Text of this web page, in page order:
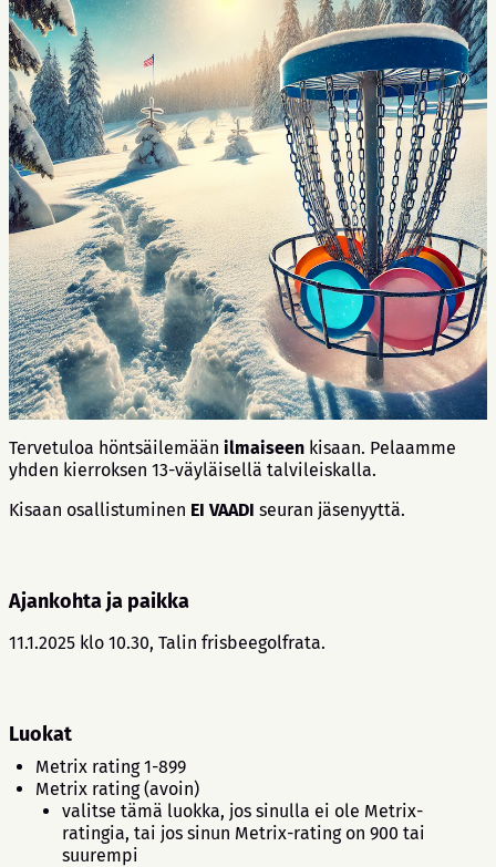
Tervetuloa höntsäilemään ilmaiseen kisaan. Pelaamme
yhden kierroksen 13-väyläisellä talvileiskalla.
Kisaan osallistuminen EI VAADI seuran jäsenyyttä.
Ajankohta ja paikka
11.1.2025 klo 10.30, Talin frisbeegolfrata.
Luokat
Metrix rating 1-899
Metrix rating (avoin)
valitse tämä luokka, jos sinulla ei ole Metrix-
ratingia, tai jos sinun Metrix-rating on 900 tai
suurempi